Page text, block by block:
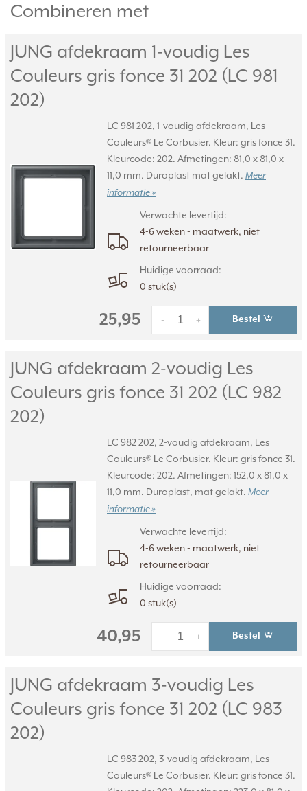
Combineren met
JUNG afdekraam 1-voudig Les
Couleurs gris fonce 31 202 (LC 981
202)
LC 981 202, 1-voudig afdekraam, Les
Couleurs® Le Corbusier. Kleur: gris fonce 31.
Kleurcode: 202. Afmetingen: 81,0 x 81,0 x
11,0 mm. Duroplast mat gelakt. Meer
informatie »
Verwachte levertijd:
4-6 weken - maatwerk, niet
retourneerbaar
Huidige voorraad:
0 stuk(s)
25,95 +
- Bestel
JUNG afdekraam 2-voudig Les
Couleurs gris fonce 31 202 (LC 982
202)
LC 982 202, 2-voudig afdekraam, Les
Couleurs® Le Corbusier. Kleur: gris fonce 31.
Kleurcode: 202. Afmetingen: 152,0 x 81,0 x
11,0 mm. Duroplast, mat gelakt. Meer
informatie »
Verwachte levertijd:
4-6 weken - maatwerk, niet
retourneerbaar
Huidige voorraad:
0 stuk(s)
40,95 +
- Bestel
JUNG afdekraam 3-voudig Les
Couleurs gris fonce 31 202 (LC 983
202)
LC 983 202, 3-voudig afdekraam, Les
Couleurs® Le Corbusier. Kleur: gris fonce 31.